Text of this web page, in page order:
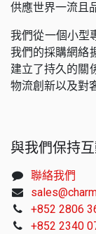
供應世界一流且
我們從一個小型
我們的採購網絡
建立了持久的關
物流創新以及對
與我們保持
聯絡我們
+852 2806
+852 2340